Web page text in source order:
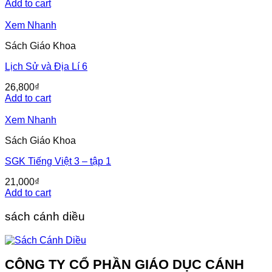
Add to cart
Xem Nhanh
Sách Giáo Khoa
Lịch Sử và Địa Lí 6
26,800₫
Add to cart
Xem Nhanh
Sách Giáo Khoa
SGK Tiếng Việt 3 – tập 1
21,000₫
Add to cart
sách cánh diều
CÔNG TY CỔ PHẦN GIÁO DỤC CÁNH